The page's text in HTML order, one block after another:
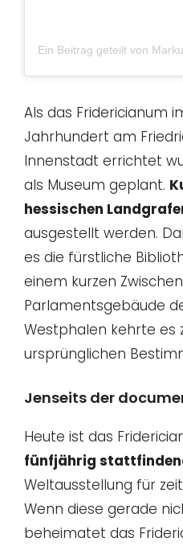
Als das Fridericianum
Jahrhundert am
Innenstadt errichtet
als Museum geplant.
hessischen
ausgestellt werden.
es die fürstliche
einem kurzen
Parlamentsgebäude
Westphalen kehrte es
ursprünglichen
Jenseits der
Heute ist das
fünfjährig
Weltausstellung für
Wenn diese gerade
beheimatet das